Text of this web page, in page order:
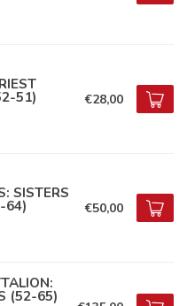
51) €28,00
SISTERS
64) €50,00
(52-65)